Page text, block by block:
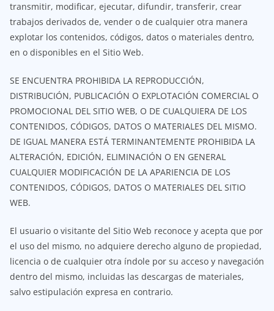
transmitir, modificar, ejecutar, difundir, transferir, crear
trabajos derivados de, vender o de cualquier otra manera
explotar los contenidos, códigos, datos o materiales dentro,
en o disponibles en el Sitio Web.
SE ENCUENTRA PROHIBIDA LA REPRODUCCIÓN,
DISTRIBUCIÓN, PUBLICACIÓN O EXPLOTACIÓN COMERCIAL O
PROMOCIONAL DEL SITIO WEB, O DE CUALQUIERA DE LOS
CONTENIDOS, CÓDIGOS, DATOS O MATERIALES DEL MISMO.
DE IGUAL MANERA ESTÁ TERMINANTEMENTE PROHIBIDA LA
ALTERACIÓN, EDICIÓN, ELIMINACIÓN O EN GENERAL
CUALQUIER MODIFICACIÓN DE LA APARIENCIA DE LOS
CONTENIDOS, CÓDIGOS, DATOS O MATERIALES DEL SITIO
WEB.
El usuario o visitante del Sitio Web reconoce y acepta que por
el uso del mismo, no adquiere derecho alguno de propiedad,
licencia o de cualquier otra índole por su acceso y navegación
dentro del mismo, incluidas las descargas de materiales,
salvo estipulación expresa en contrario.